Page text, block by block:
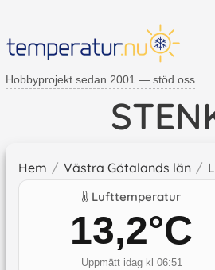
Hobbyprojekt sedan 2001 — stöd oss
Hem / Västra Götalands län /
Lufttemperatur
13,2°C
Uppmätt idag kl 06:51